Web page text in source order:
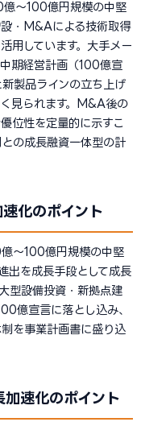
億〜100億円規模の中堅
・M&Aによる技術取得
用しています。大手メー
期経営計画（100億宣
製品ラインの立ち上げ
見られます。M&A後の
位性を定量的に示すこ
の成長融資一体型の計
化のポイント
〜100億円規模の中堅
出を成長手段として成長
型設備投資・新拠点建
億宣言に落とし込み、
を事業計画書に盛り込
速化のポイント